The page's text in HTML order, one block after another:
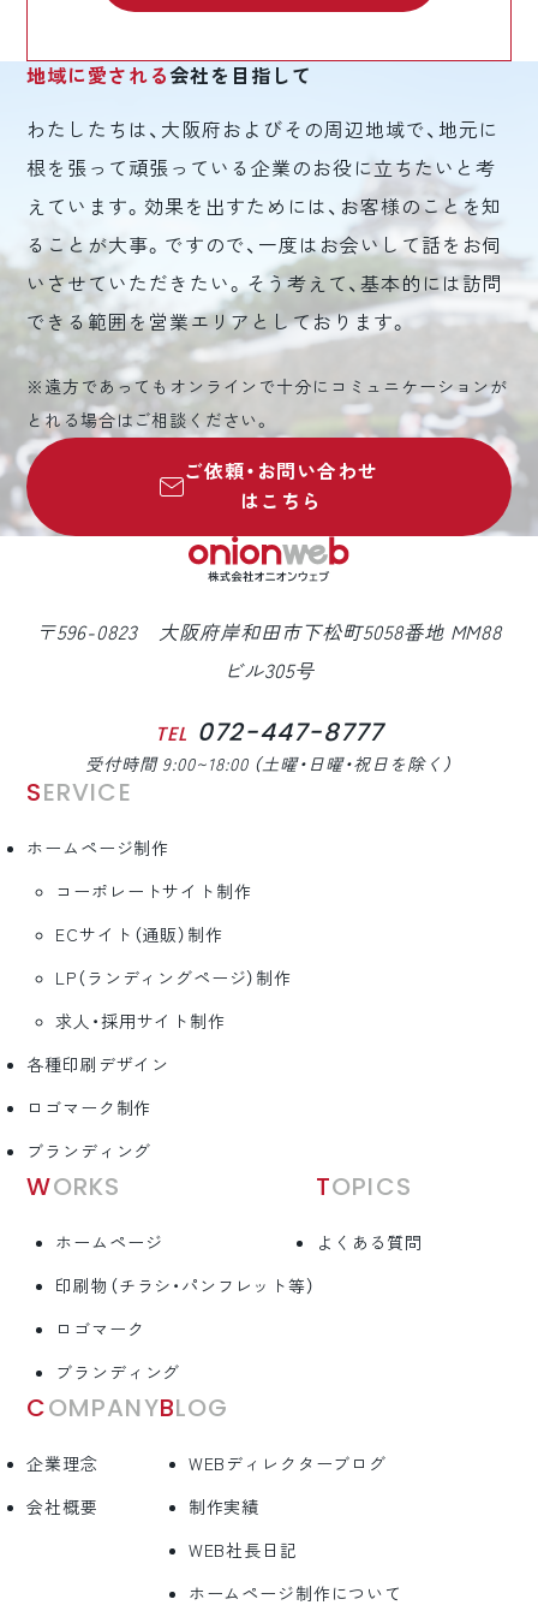
地域に愛される会社を目指して
わたしたちは、大阪府およびその周辺地域で、地元に
根を張って頑張っている企業のお役に立ちたいと考
えています。効果を出すためには、お客様のことを知
ることが大事。ですので、一度はお会いして話をお伺
いさせていただきたい。そう考えて、基本的には訪問
できる範囲を営業エリアとしております。
※遠方であってもオンラインで十分にコミュニケーションが
とれる場合はご相談ください。
ご依頼・お問い合わせ
はこちら
〒596-0823 大阪府岸和田市下松町5058番地 MM88
ビル305号
TEL 072-447-8777
受付時間 9:00~18:00 （土曜・日曜・祝日を除く）
SERVICE
ホームページ制作
コーポレートサイト制作
ECサイト（通販）制作
LP（ランディングページ）制作
求人・採用サイト制作
各種印刷デザイン
ロゴマーク制作
ブランディング
WORKS
ホームページ
印刷物（チラシ・パンフレット等）
ロゴマーク
ブランディング
TOPICS
よくある質問
COMPANY
企業理念
会社概要
BLOG
WEBディレクターブログ
制作実績
WEB社長日記
ホームページ制作について